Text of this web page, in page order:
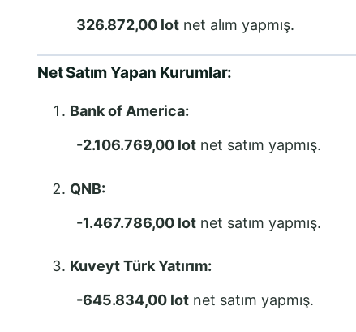
326.872,00 lot net alım yapmış.
Net Satım Yapan Kurumlar:
Bank of America:
-2.106.769,00 lot net satım yapmış.
QNB:
-1.467.786,00 lot net satım yapmış.
Kuveyt Türk Yatırım:
-645.834,00 lot net satım yapmış.